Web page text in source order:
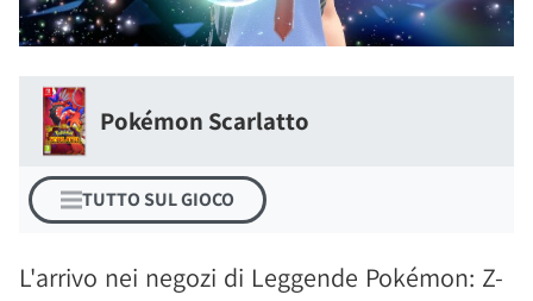
Pokémon Scarlatto
TUTTO SUL GIOCO
L'arrivo nei negozi di Leggende Pokémon: Z-